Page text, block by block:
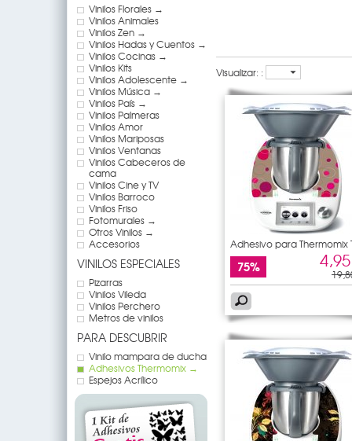
Vinilos Florales →
Vinilos Animales
Vinilos Zen →
Vinilos Hadas y Cuentos →
Vinilos Cocinas →
Vinilos Kits
Vinilos Adolescente →
Vinilos Música →
Vinilos País →
Vinilos Palmeras
Vinilos Amor
Vinilos Mariposas
Vinilos Ventanas
Vinilos Cabeceros de
cama
Vinilos Cine y TV
Vinilos Barroco
Vinilos Friso
Fotomurales →
Otros Vinilos →
Accesorios
VINILOS ESPECIALES
Pizarras
Vinilos Vileda
Vinilos Perchero
Metros de vinilos
PARA DESCUBRIR
Vinilo mampara de ducha
Adhesivos Thermomix →
Espejos Acrílico
Visualizar: :
Adhesivo para Thermomix
5
75%